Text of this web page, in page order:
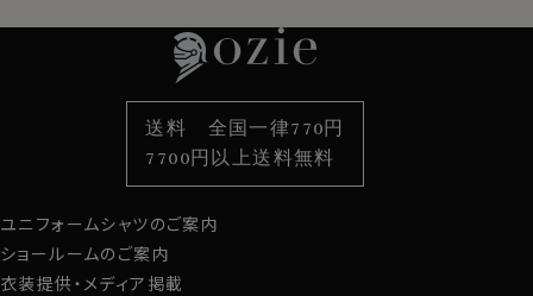
カフス部分はコンバーチブルカフスになっておりますの
で、カフスボタンもご利用いただけます。
S-37～LL-43・3L-45･4L-47cm / トールM-88・L-90・
LL-90cm・全１２サイズにてご用意。(サイズ表C)
スポット商品につき再入荷はございませんのでご了承く
ださい。
50313
袖・カフス型から選ぶ
色から選ぶ
柄から選ぶ
スタイルから選ぶ
カジュアルシャツ
定番シャツ
カフスボタン
サスペンダー
財布・名刺入れ
バッグ
ストール・マフラー
グローブ
ユニフォームシャツのご案内
ショールームのご案内
衣装提供・メディア掲載
送料 全国一律770円
7700円以上送料無料